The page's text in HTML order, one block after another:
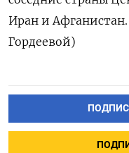
Иран и
Гордеевой)